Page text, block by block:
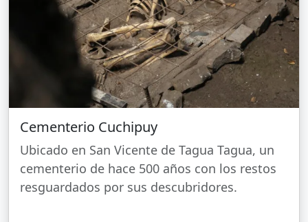
Cementerio Cuchipuy
Ubicado en San Vicente de Tagua Tagua, un
cementerio de hace 500 años con los restos
resguardados por sus descubridores.